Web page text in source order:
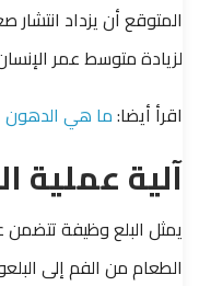
المتوقع أن يزداد
لزيادة متوسط عمر
اقرأ أيضا:ما هي الدهون
آلية عملية
الطعام من الفم إلى